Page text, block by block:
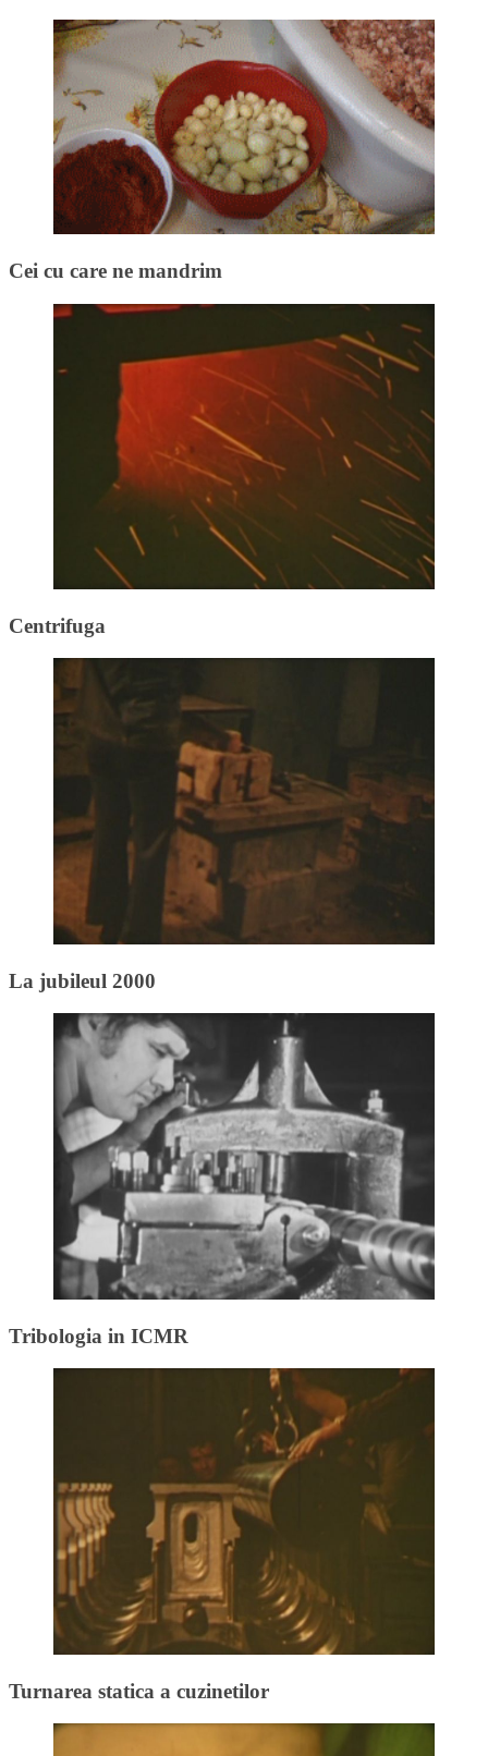
Cei cu care ne mandrim
Centrifuga
La jubileul 2000
Tribologia in ICMR
Turnarea statica a cuzinetilor